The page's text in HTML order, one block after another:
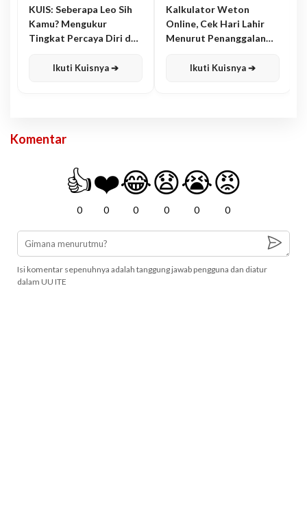
KUIS: Seberapa Leo Sih
Kamu? Mengukur
Tingkat Percaya Diri dan
Ikuti Kuisnya ➔
Kalkulator Weton
Online, Cek Hari Lahir
Menurut Penanggalan
Ikuti Kuisnya ➔
Komentar
👍
0
❤️
0
😂
0
😧
0
😭
0
😡
0
Isi komentar sepenuhnya adalah tanggung jawab pengguna dan diatur
dalam UU ITE